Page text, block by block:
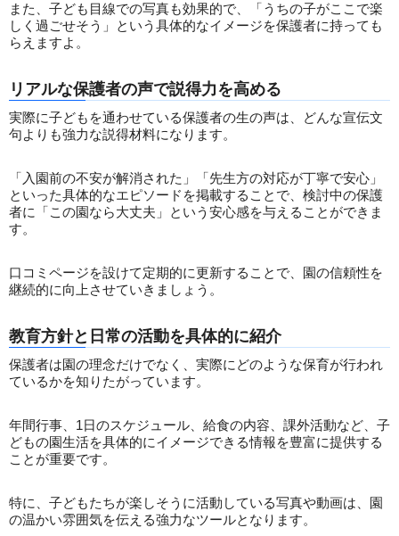
また、子ども目線での写真も効果的で、「うちの子がここで楽
しく過ごせそう」という具体的なイメージを保護者に持っても
らえますよ。
リアルな保護者の声で説得力を高める
実際に子どもを通わせている保護者の生の声は、どんな宣伝文
句よりも強力な説得材料になります。
「入園前の不安が解消された」「先生方の対応が丁寧で安心」
といった具体的なエピソードを掲載することで、検討中の保護
者に「この園なら大丈夫」という安心感を与えることができま
す。
口コミページを設けて定期的に更新することで、園の信頼性を
継続的に向上させていきましょう。
教育方針と日常の活動を具体的に紹介
保護者は園の理念だけでなく、実際にどのような保育が行われ
ているかを知りたがっています。
年間行事、1日のスケジュール、給食の内容、課外活動など、子
どもの園生活を具体的にイメージできる情報を豊富に提供する
ことが重要です。
特に、子どもたちが楽しそうに活動している写真や動画は、園
の温かい雰囲気を伝える強力なツールとなります。